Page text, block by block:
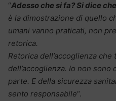
“Adesso che si fa? Si dice
è la dimostrazione di quello
umani vanno praticati, non
retorica.
Retorica dell’accoglienza
dell’accoglienza. Io non sono
parte. E della sicurezza
sento responsabile“.